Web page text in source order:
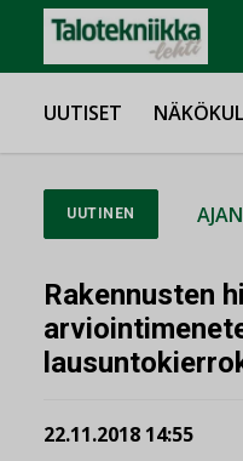
UUTISET
UUTINEN
Rakennusten
22.11.2018 14:55